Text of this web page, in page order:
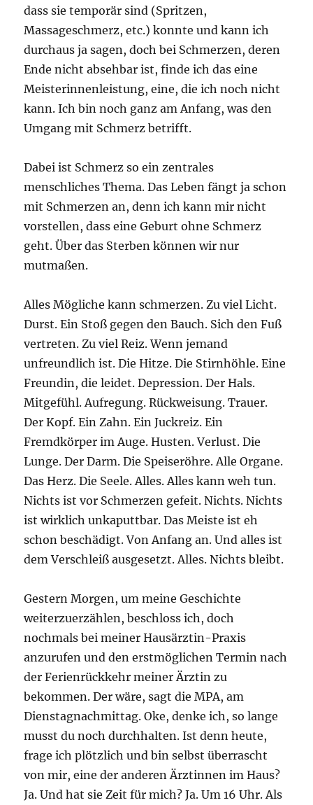
dass sie temporär sind (Spritzen,
Massageschmerz, etc.) konnte und kann ich
durchaus ja sagen, doch bei Schmerzen, deren
Ende nicht absehbar ist, finde ich das eine
Meisterinnenleistung, eine, die ich noch nicht
kann. Ich bin noch ganz am Anfang, was den
Umgang mit Schmerz betrifft.
Dabei ist Schmerz so ein zentrales
menschliches Thema. Das Leben fängt ja schon
mit Schmerzen an, denn ich kann mir nicht
vorstellen, dass eine Geburt ohne Schmerz
geht. Über das Sterben können wir nur
mutmaßen.
Alles Mögliche kann schmerzen. Zu viel Licht.
Durst. Ein Stoß gegen den Bauch. Sich den Fuß
vertreten. Zu viel Reiz. Wenn jemand
unfreundlich ist. Die Hitze. Die Stirnhöhle. Eine
Freundin, die leidet. Depression. Der Hals.
Mitgefühl. Aufregung. Rückweisung. Trauer.
Der Kopf. Ein Zahn. Ein Juckreiz. Ein
Fremdkörper im Auge. Husten. Verlust. Die
Lunge. Der Darm. Die Speiseröhre. Alle Organe.
Das Herz. Die Seele. Alles. Alles kann weh tun.
Nichts ist vor Schmerzen gefeit. Nichts. Nichts
ist wirklich unkaputtbar. Das Meiste ist eh
schon beschädigt. Von Anfang an. Und alles ist
dem Verschleiß ausgesetzt. Alles. Nichts bleibt.
Gestern Morgen, um meine Geschichte
weiterzuerzählen, beschloss ich, doch
nochmals bei meiner Hausärztin-Praxis
anzurufen und den erstmöglichen Termin nach
der Ferienrückkehr meiner Ärztin zu
bekommen. Der wäre, sagt die MPA, am
Dienstagnachmittag. Oke, denke ich, so lange
musst du noch durchhalten. Ist denn heute,
frage ich plötzlich und bin selbst überrascht
von mir, eine der anderen Ärztinnen im Haus?
Ja. Und hat sie Zeit für mich? Ja. Um 16 Uhr. Als